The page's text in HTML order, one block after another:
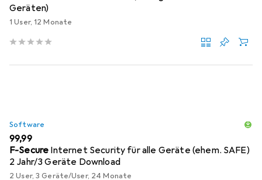
Geräten)
1 User, 12 Monate
Software
EUR
99,99
F-Secure Internet Security für alle Geräte (ehem. SAFE)
2 Jahr/3 Geräte Download
2 User, 3 Geräte/User, 24 Monate